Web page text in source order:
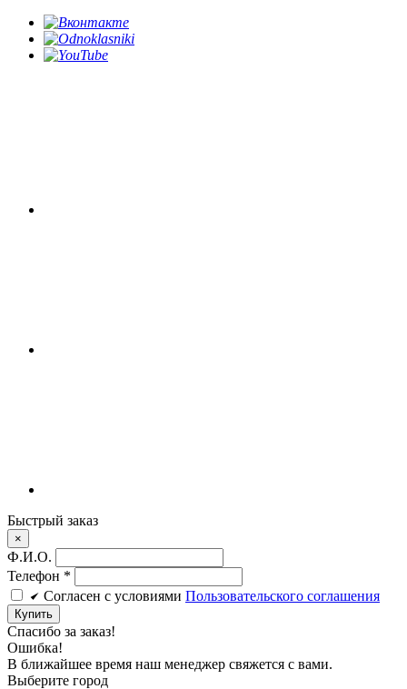
Быстрый заказ
×
Ф.И.О.
Телефон *
Cогласен c условиями Пользовательского соглашения
Купить
Спасибо за заказ!
Ошибка!
В ближайшее время наш менеджер свяжется с вами.
Выберите город